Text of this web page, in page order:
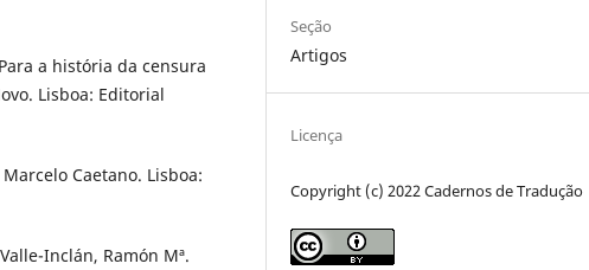
a história da censura
Lisboa: Editorial
Caetano. Lisboa:
Inclán, Ramón Mª.
Seção
Artigos
Licença
Copyright (c) 2022 Cadernos de Tradução